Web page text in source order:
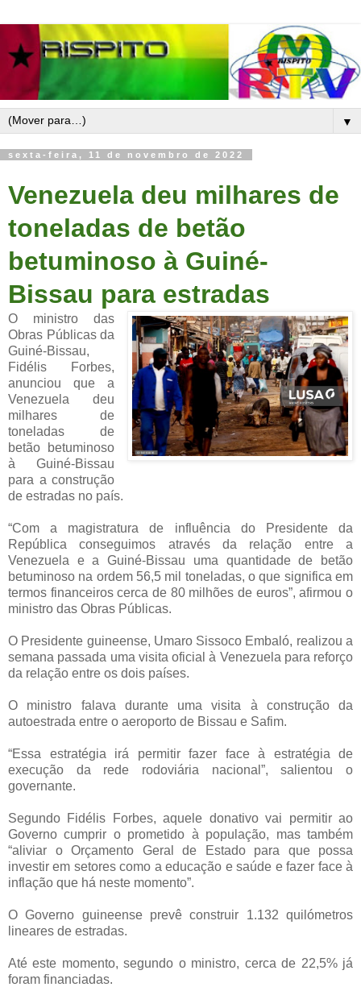
▼
sexta-feira, 11 de novembro de 2022
Venezuela deu milhares de
toneladas de betão
betuminoso à Guiné-
Bissau para estradas
O ministro das
Obras Públicas da
Guiné-Bissau,
Fidélis Forbes,
anunciou que a
Venezuela deu
milhares de
toneladas de
betão betuminoso
à Guiné-Bissau
para a construção
de estradas no país.
“Com a magistratura de influência do Presidente da
República conseguimos através da relação entre a
Venezuela e a Guiné-Bissau uma quantidade de betão
betuminoso na ordem 56,5 mil toneladas, o que significa em
termos financeiros cerca de 80 milhões de euros”, afirmou o
ministro das Obras Públicas.
O Presidente guineense, Umaro Sissoco Embaló, realizou a
semana passada uma visita oficial à Venezuela para reforço
da relação entre os dois países.
O ministro falava durante uma visita à construção da
autoestrada entre o aeroporto de Bissau e Safim.
“Essa estratégia irá permitir fazer face à estratégia de
execução da rede rodoviária nacional”, salientou o
governante.
Segundo Fidélis Forbes, aquele donativo vai permitir ao
Governo cumprir o prometido à população, mas também
“aliviar o Orçamento Geral de Estado para que possa
investir em setores como a educação e saúde e fazer face à
inflação que há neste momento”.
O Governo guineense prevê construir 1.132 quilómetros
lineares de estradas.
Até este momento, segundo o ministro, cerca de 22,5% já
foram financiadas.